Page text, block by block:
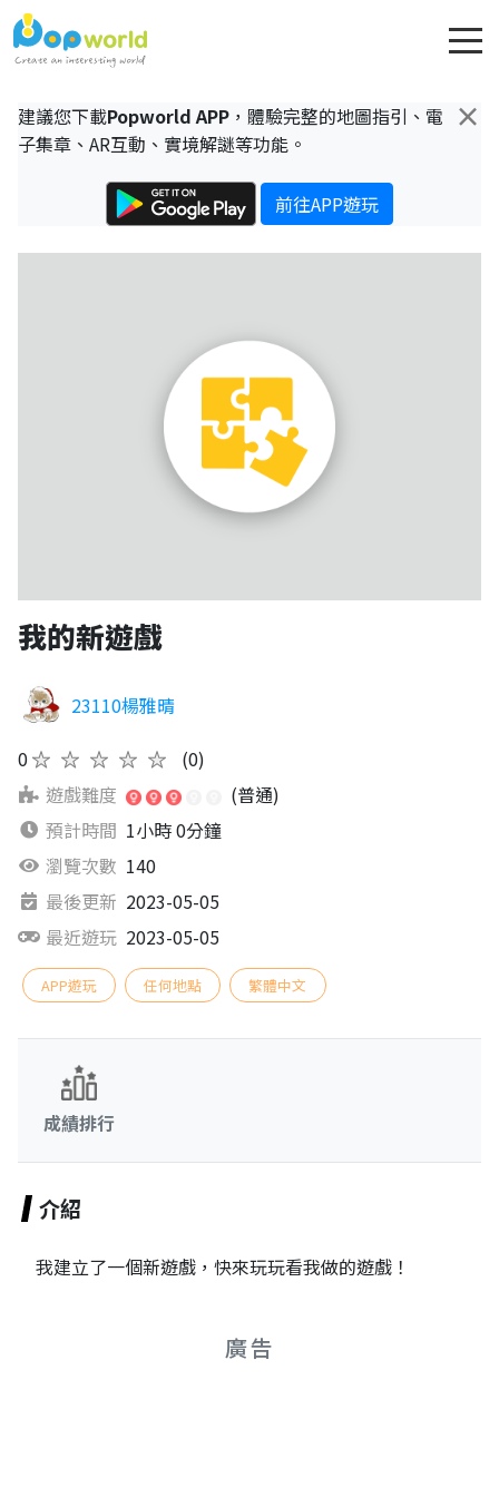
×
建議您下載Popworld APP ，體驗完整的地圖指引、電
子集章、AR互動、實境解謎等功能。
前往APP遊玩
我的新遊戲
23110楊雅晴
0★★★★★
(0)
遊戲難度
(普通)
預計時間 1小時 0分鐘
瀏覽次數 140
最後更新 2023-05-05
最近遊玩 2023-05-05
APP遊玩 任何地點 繁體中文
成績排行
介紹
我建立了一個新遊戲，快來玩玩看我做的遊戲！
廣告